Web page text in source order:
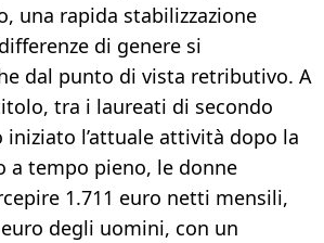
una rapida stabilizzazione
di genere si
dal punto di vista retributivo. A
tra i laureati di secondo
iniziato l’attuale attività dopo la
a tempo pieno, le donne
1.711 euro netti mensili,
degli uomini, con un